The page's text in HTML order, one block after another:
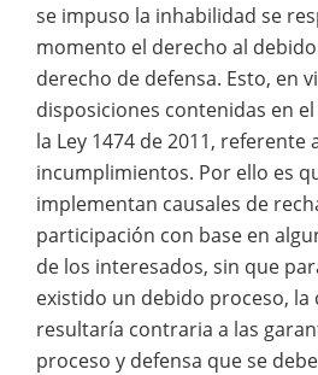
se impuso la inhabilidad se
momento el derecho al
derecho de defensa. Esto, en
disposiciones contenidas en
la Ley 1474 de 2011,
incumplimientos. Por ello es
implementan causales de
participación con base en
de los interesados, sin que
existido un debido proceso, la
resultaría contraria a las
proceso y defensa que se